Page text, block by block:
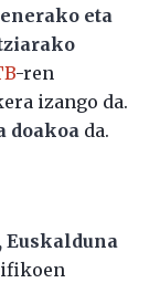
eta
-ren
izango da.
doakoa da.
Euskalduna